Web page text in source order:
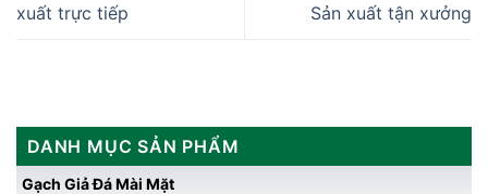
xuất trực tiếp
Sản xuất tận xưởng
DANH MỤC SẢN PHẨM
Gạch Giả Đá Mài Mặt